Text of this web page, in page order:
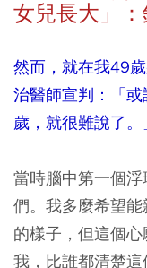
女兒長大」
然而，就在我49
治醫師宣判：「
歲，就很難說了。
當時腦中第一個
們。我多麼希望
的樣子，但這個
我，比誰都清楚這